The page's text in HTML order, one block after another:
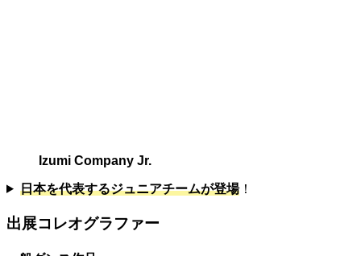
Izumi Company Jr.
日本を代表するジュニアチームが登場！
出展コレオグラファー